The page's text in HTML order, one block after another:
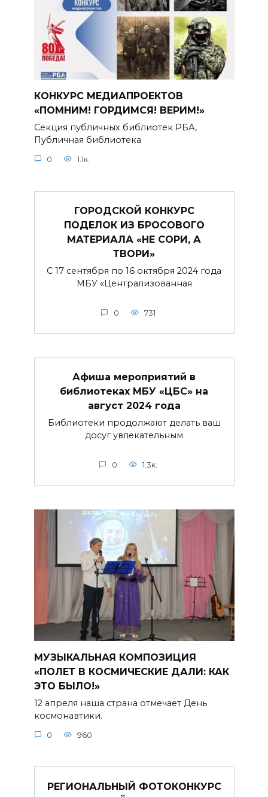
КОНКУРС МЕДИАПРОЕКТОВ
«ПОМНИМ! ГОРДИМСЯ! ВЕРИМ!»
Секция публичных библиотек РБА,
Публичная библиотека
0 1.1к.
ГОРОДСКОЙ КОНКУРС
ПОДЕЛОК ИЗ БРОСОВОГО
МАТЕРИАЛА «НЕ СОРИ, А
ТВОРИ»
С 17 сентября по 16 октября 2024 года
МБУ «Централизованная
0 731
Афиша мероприятий в
библиотеках МБУ «ЦБС» на
август 2024 года
Библиотеки продолжают делать ваш
досуг увлекательным
0 1.3к.
МУЗЫКАЛЬНАЯ КОМПОЗИЦИЯ
«ПОЛЕТ В КОСМИЧЕСКИЕ ДАЛИ: КАК
ЭТО БЫЛО!»
12 апреля наша страна отмечает День
космонавтики.
0 960
РЕГИОНАЛЬНЫЙ ФОТОКОНКУРС